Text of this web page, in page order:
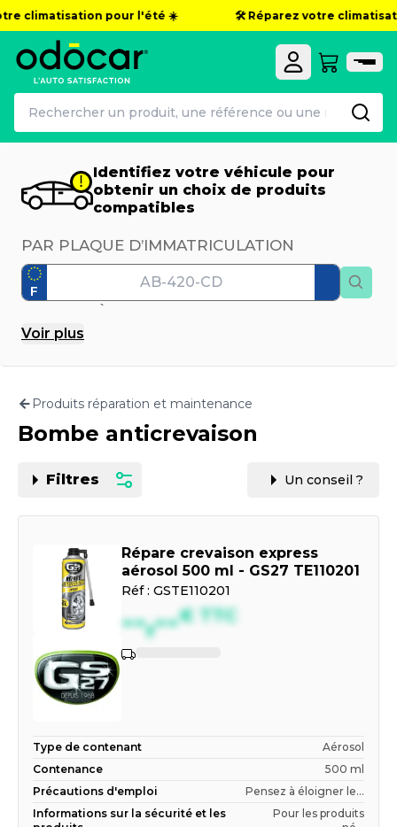
climatisation pour l'été ☀️ 🛠️ Réparez votre
Identifiez votre véhicule pour
obtenir un choix de produits
compatibles
PAR PLAQUE D’IMMATRICULATION
F
Motorisation
Voir plus
Produits réparation et maintenance
Bombe anticrevaison
Filtres Un conseil ?
Répare crevaison express
aérosol 500 ml - GS27 TE110201
Réf : GSTE110201
--,--€ TTC
Type de contenant
Aérosol
Contenance
500 ml
Précautions d'emploi
Pensez à éloigner le...
Informations sur la sécurité et les
Pour les produits